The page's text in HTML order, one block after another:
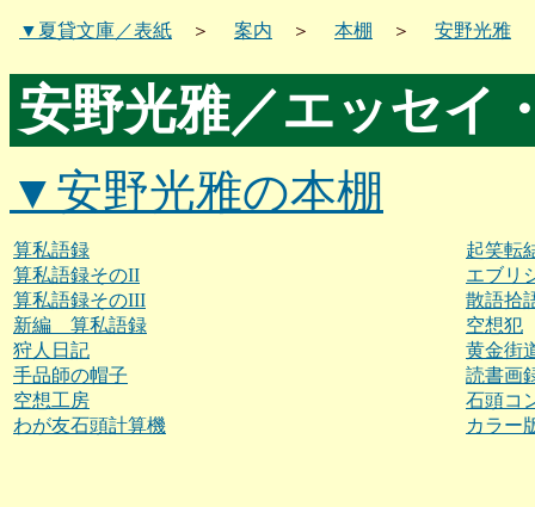
▼夏貸文庫／表紙 ＞ 案内 ＞ 本棚 ＞ 安野光雅
安野光雅／エッセイ
▼安野光雅の本棚
算私語録
算私語録そのII
算私語録そのIII
新編 算私語録
狩人日記
手品師の帽子
空想工房
わが友石頭計算機
起笑転
エブリ
散語拾
空想犯
黄金街
読書画
石頭コ
カラー